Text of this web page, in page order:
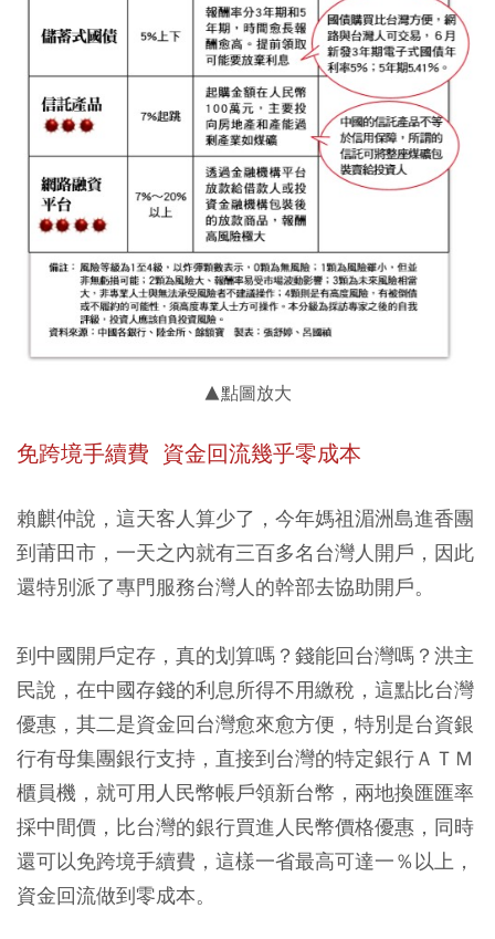
▲點圖放大
免跨境手續費 資金回流幾乎零成本
賴麒仲說，這天客人算少了，今年媽祖湄洲島進香團
到莆田市，一天之內就有三百多名台灣人開戶，因此
還特別派了專門服務台灣人的幹部去協助開戶。
到中國開戶定存，真的划算嗎？錢能回台灣嗎？洪主
民說，在中國存錢的利息所得不用繳稅，這點比台灣
優惠，其二是資金回台灣愈來愈方便，特別是台資銀
行有母集團銀行支持，直接到台灣的特定銀行ＡＴＭ
櫃員機，就可用人民幣帳戶領新台幣，兩地換匯匯率
採中間價，比台灣的銀行買進人民幣價格優惠，同時
還可以免跨境手續費，這樣一省最高可達一％以上，
資金回流做到零成本。